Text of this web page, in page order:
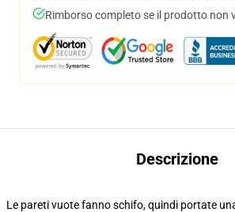
Rimborso completo se il prodotto non
Descrizione
Le pareti vuote fanno schifo, quindi portate